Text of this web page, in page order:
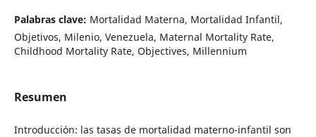
Palabras clave: Mortalidad Materna, Mortalidad Infantil,
Objetivos, Milenio, Venezuela, Maternal Mortality Rate,
Childhood Mortality Rate, Objectives, Millennium
Resumen
Introducción: las tasas de mortalidad materno-infantil son